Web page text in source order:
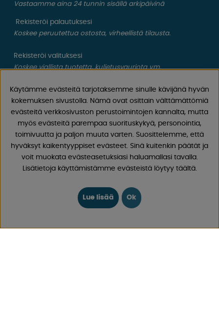
Vastaamme aina 24 tunnin sisällä arkipäivinä
Rekisteröi palautuksesi
Koskee peruutettua ostosta, virheellistä tilausta.
Rekisteröi valituksesi
Koskee viallista tuotetta, kuljetusvauriota ym.
CAMPMARKET
Meillä on vuosien varrella kertynyt laaja kokemus
matkailuvaunujen ja matkailuautojen tarvikkeista, koska
olemme myyneet asuntovaunuja ja matkailuautoja sekä
näiden varaosia ja tarvikkeita vuodesta 1968 lähtien.
Tarjoamme laajan valikoiman erilaisia ​​tuotteita retkeilyyn
ja vapaa-aikaan hyvillä hinnoilla ja alhaisilla
Seuraa meitä Facebookissa ja Instagramissa saadaksesi
Käytämme evästeitä tarjotaksemme sinulle kävijänä hyvän
kokemuksen sivustolla. Nämä ovat osittain välttämättömiä
evästeitä verkkosivuston perustoimintojen kannalta, mutta
myös evästeitä parempaa suorituskykyä, personointia,
toimivuutta ja paljon muuta varten. Suosittelemme, että
hyväksyt kaikentyyppiset evästeet. Sinä kuitenkin päätät ja
voit muokata evästeasetuksiasi haluamallasi tavalla.
Lisätietoja käyttämistämme evästeistä löytyy täältä.
Lue lisää Ok